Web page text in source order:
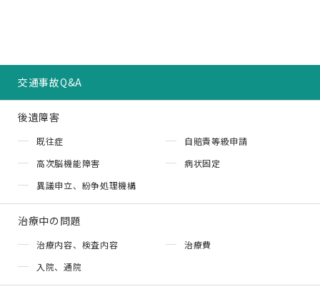
交通事故Q&A
後遺障害
既往症
自賠責等級申請
高次脳機能障害
病状固定
異議申立、紛争処理機構
治療中の問題
治療内容、検査内容
治療費
入院、通院